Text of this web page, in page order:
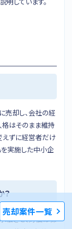
売却案件一覧
売却し、会社の経
格はそのまま維持
えずに経営者だけ
を実施した中小企
継させ、対価は株